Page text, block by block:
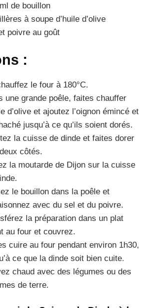
de bouillon
à soupe d’huile d’olive
poivre au goût
:
le four à 180°C.
une grande poêle, faites chauffer
d’olive et ajoutez l’oignon émincé et
haché jusqu’à ce qu’ils soient dorés.
la cuisse de dinde et faites dorer
côtés.
la moutarde de Dijon sur la cuisse
le bouillon dans la poêle et
avec du sel et du poivre.
la préparation dans un plat
au four et couvrez.
cuire au four pendant environ 1h30,
ce que la dinde soit bien cuite.
chaud avec des légumes ou des
de terre.